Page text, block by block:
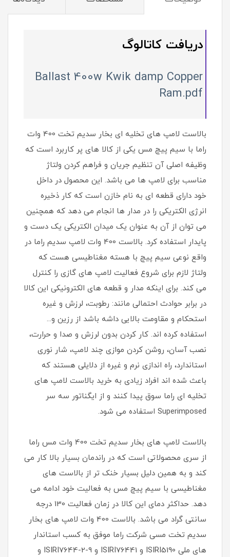
دریافت کاتالوگ
Ballast 400w Kwik damp Copper
Ram.pdf
بالاست لامپ های تخلیه ای بخار سدیم تخت 400 وات
راما با سیم پیچ مس یکی از کالا های پر کاربرد است که
وظیفه اصلی آن تنظیم جریان و فراهم کردن ولتاژ
مناسب برای لامپ ها می باشد. این محصول در داخل
خود دارای قطعه ای به نام خازن است که کار ذخیره
انرژی الکتریکی را در مدار ها انجام می دهد که همچنین
می توان از آن به عنوان یک میدان الکتریکی یک دست و
پایدار استفاده کرد. بالاست 400 وات لامپ سدیم راما در
واقع نوعی سیم پیچ با هسته مغناطیسی هست که
ولتاژ لازم برای شروع فعالیت لامپ های گازی را کنترل
می کند. برای اینکه مدار و قطعه های الکترونیکی این کالا
در برابر حوادث احتمالی مانند: رطوبت، لرزش و غیره
استحکام و مقاومت بالایی داشه باشد از رزین و...
استفاده کرده اند. کار کردن بدون لرزش و صدا و حرارت،
نصب آسان، روشن کردن موازی چند لامپ، شار نوری
استاندارد، راه اندازی نرم و غیره از دلایلی هستند که
باعث شده اند افراد زیادی به خرید بالاست لامپ های
تخلیه ای راما سوق پیدا کنند و از ایگناتور سه سر
Superimposed استفاده می شود.
بالاست لامپ های بخار سدیم تخت 400 وات مس راما
از سری محصولاتی است که در راندمان بسیار بالا کار می
کند و به همین دلیل بسیار خنک تر از بالاست های
مغناطیسی با سیم پیچ مس به فعالیت خود ادامه می
دهد. حداکثر دمای این کالا در زمان فعالیت 130 درجه
سانتی گراد می باشد. بالاست 400 وات لامپ های بخار
سدیم تخت مسی شرکت راما موفق به کسب استاندار
های ملی ISIRI5190 و ISIRI76441 و ISIRI7644-2-9 و